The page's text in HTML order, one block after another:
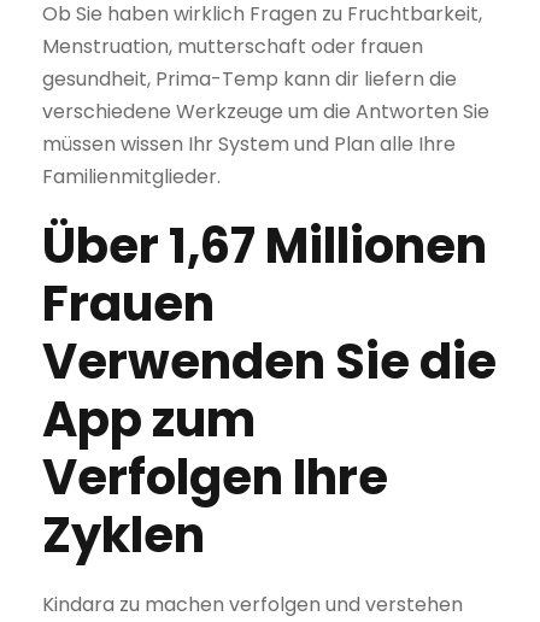
Ob Sie haben wirklich Fragen zu Fruchtbarkeit,
Menstruation, mutterschaft oder frauen
gesundheit, Prima-Temp kann dir liefern die
verschiedene Werkzeuge um die Antworten Sie
müssen wissen Ihr System und Plan alle Ihre
Familienmitglieder.
Über 1,67 Millionen
Frauen
Verwenden Sie die
App zum
Verfolgen Ihre
Zyklen
Kindara zu machen verfolgen und verstehen